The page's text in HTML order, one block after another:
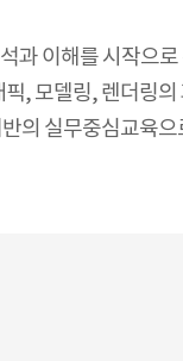
과 이해를 시작으
, 모델링, 렌더링
의 실무중심교육